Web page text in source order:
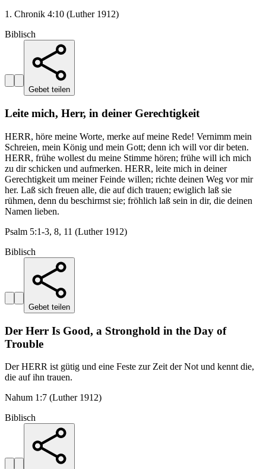
1. Chronik 4:10 (Luther 1912)
Biblisch
Gebet teilen
Leite mich, Herr, in deiner Gerechtigkeit
HERR, höre meine Worte, merke auf meine Rede! Vernimm mein
Schreien, mein König und mein Gott; denn ich will vor dir beten.
HERR, frühe wollest du meine Stimme hören; frühe will ich mich
zu dir schicken und aufmerken. HERR, leite mich in deiner
Gerechtigkeit um meiner Feinde willen; richte deinen Weg vor mir
her. Laß sich freuen alle, die auf dich trauen; ewiglich laß sie
rühmen, denn du beschirmst sie; fröhlich laß sein in dir, die deinen
Namen lieben.
Psalm 5:1-3, 8, 11 (Luther 1912)
Biblisch
Gebet teilen
Der Herr Is Good, a Stronghold in the Day of
Trouble
Der HERR ist gütig und eine Feste zur Zeit der Not und kennt die,
die auf ihn trauen.
Nahum 1:7 (Luther 1912)
Biblisch